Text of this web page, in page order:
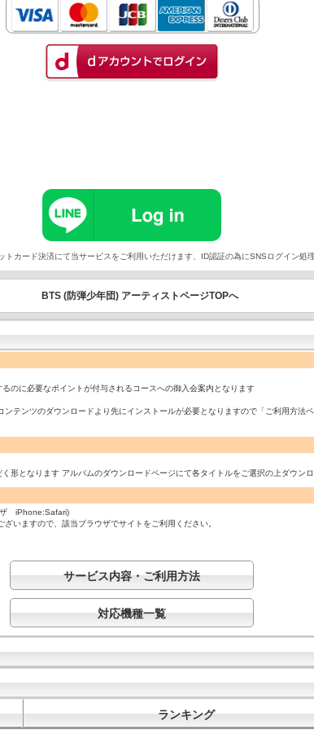
カード決済にて当サービスをご利用いただけます、ID認証の為にSNSログイン処
BTS (防弾少年団) アーティストページTOPへ
のに必要なポイントが付与されるコースへの御入会案内となります
テンツのダウンロードより先にインストールが必要となりますので「ご利用方法
形となります アルバムのダウンロードページにて各タイトルをご選択の上ダウン
ザ iPhone:Safari)
いますので、該当ブラウザでサイトをご利用ください。
サービス内容・ご利用方法
対応機種一覧
ランキング